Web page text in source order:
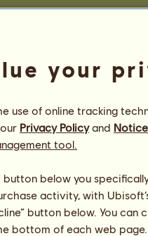
Es gibt in
Es gibt in
lε ρεƦchε
Ꮺἶɕkεᶅʂ ❤️
your
use of online tracking
Privacy Policyand
tool.
below you
activity, with
button below. You
bottom of each web page.